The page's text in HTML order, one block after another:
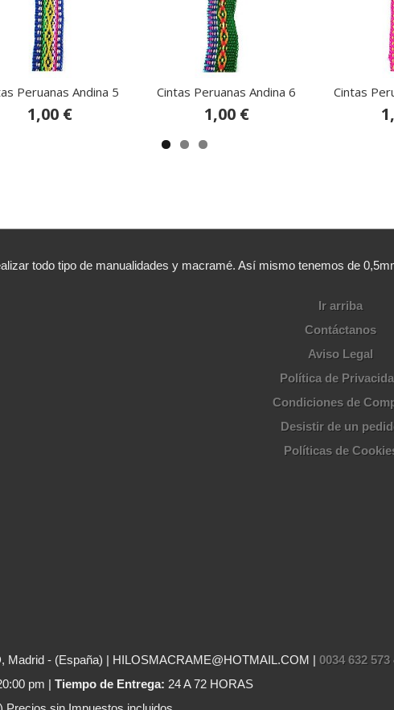
Peruanas Andina 5
1,00 €
Cintas Peruanas Andina 6
1,00 €
Cintas
todo tipo de manualidades y macramé. Así mismo tenemos de
Ir arriba
Contáctanos
Aviso Legal
Política de
Condiciones de
Desistir de un
Políticas de
Madrid - (España) | HILOSMACRAME@HOTMAIL.COM |0034 632 573
pm | Tiempo de Entrega: 24 A 72 HORAS